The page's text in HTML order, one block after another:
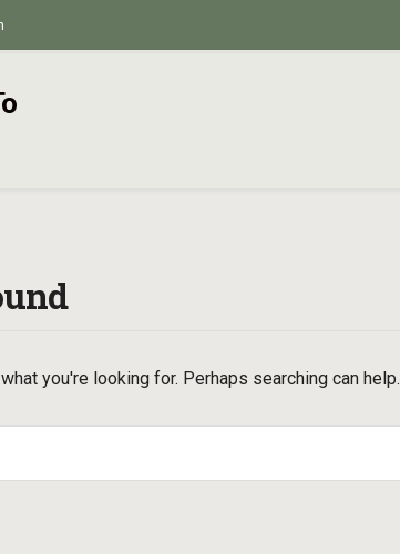
you're looking for. Perhaps searching can help.